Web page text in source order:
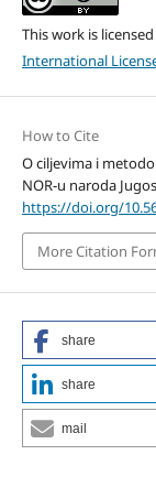
This work is
International
How to Cite
O ciljevima i
NOR-u naroda
https://doi.org/
More Citation
share
share
mail